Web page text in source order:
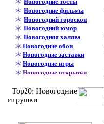
Новогодние тосты
Новогодние фильмы
Новогодний гороскоп
Новогодний юмор
Новогодняя халява
Новогодние обои
Новогодние заставки
Новогодние игры
Новогодние открытки
Top20: Новогодние
игрушки